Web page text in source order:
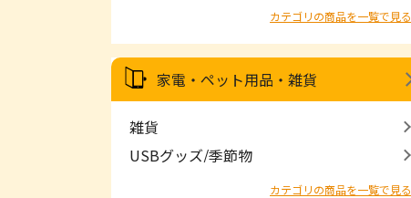
カテゴリの商品を一覧で見る
家電・ペット用品・雑貨
雑貨
USBグッズ/季節物
カテゴリの商品を一覧で見る